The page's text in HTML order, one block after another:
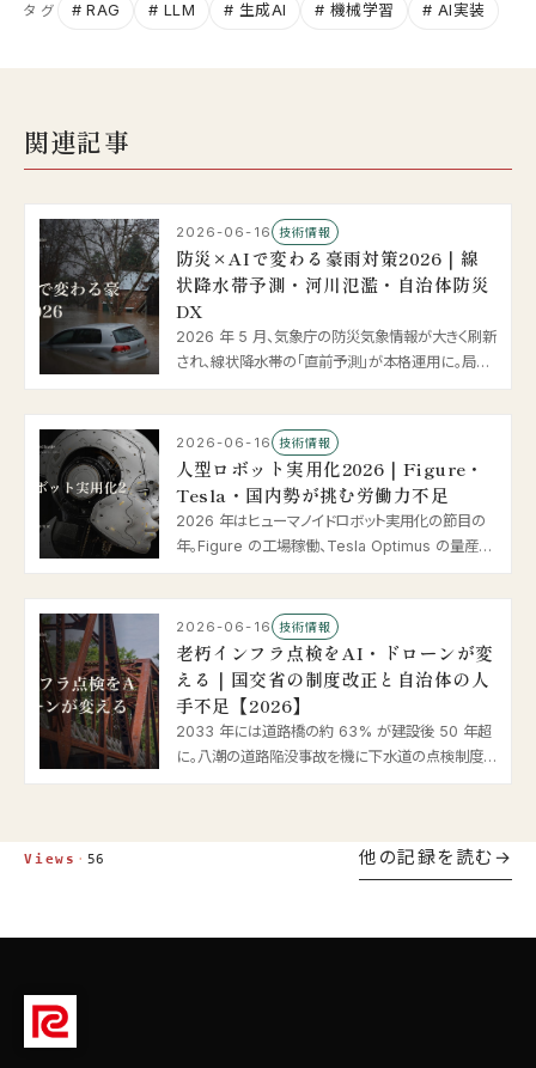
タグ # RAG # LLM # 生成AI # 機械学習 # AI実装
関連記事
2026-06-16 技術情報
防災×AIで変わる豪雨対策2026｜線
状降水帯予測・河川氾濫・自治体防災
DX
2026 年 5 月、気象庁の防災気象情報が大きく刷新
され、線状降水帯の「直前予測」が本格運用に。局地
新動向を整理します。
2026-06-16 技術情報
人型ロボット実用化2026｜Figure・
Tesla・国内勢が挑む労働力不足
2026 年はヒューマノイドロボット実用化の節目の
年。Figure の工場稼働、Tesla Optimus の量産開
「フィジカル AI」の最新動向を整理します。
2026-06-16 技術情報
老朽インフラ点検をAI・ドローンが変
える｜国交省の制度改正と自治体の人
手不足【2026】
2033 年には道路橋の約 63% が建設後 50 年超
に。八潮の道路陥没事故を機に下水道の点検制度も
Views · 56 他の記録を読む